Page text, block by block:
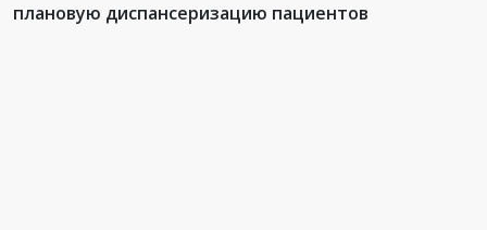
плановую диспансеризацию пациентов